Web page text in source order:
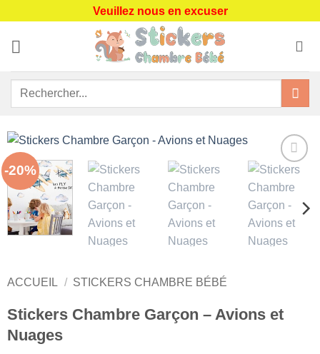
contenu
Veuillez nous en excuser
Recherche
-20%
Ajouter
à la liste
de
souhaits
ACCUEIL / STICKERS CHAMBRE BÉBÉ
Stickers Chambre Garçon – Avions et
Nuages